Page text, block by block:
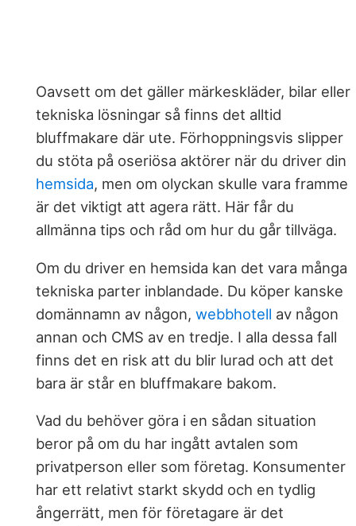
Oavsett om det gäller märkeskläder, bilar eller
tekniska lösningar så finns det alltid
bluffmakare där ute. Förhoppningsvis slipper
du stöta på oseriösa aktörer när du driver din
hemsida, men om olyckan skulle vara framme
är det viktigt att agera rätt. Här får du
allmänna tips och råd om hur du går tillväga.
Om du driver en hemsida kan det vara många
tekniska parter inblandade. Du köper kanske
domännamn av någon, webbhotell av någon
annan och CMS av en tredje. I alla dessa fall
finns det en risk att du blir lurad och att det
bara är står en bluffmakare bakom.
Vad du behöver göra i en sådan situation
beror på om du har ingått avtalen som
privatperson eller som företag. Konsumenter
har ett relativt starkt skydd och en tydlig
ångerrätt, men för företagare är det